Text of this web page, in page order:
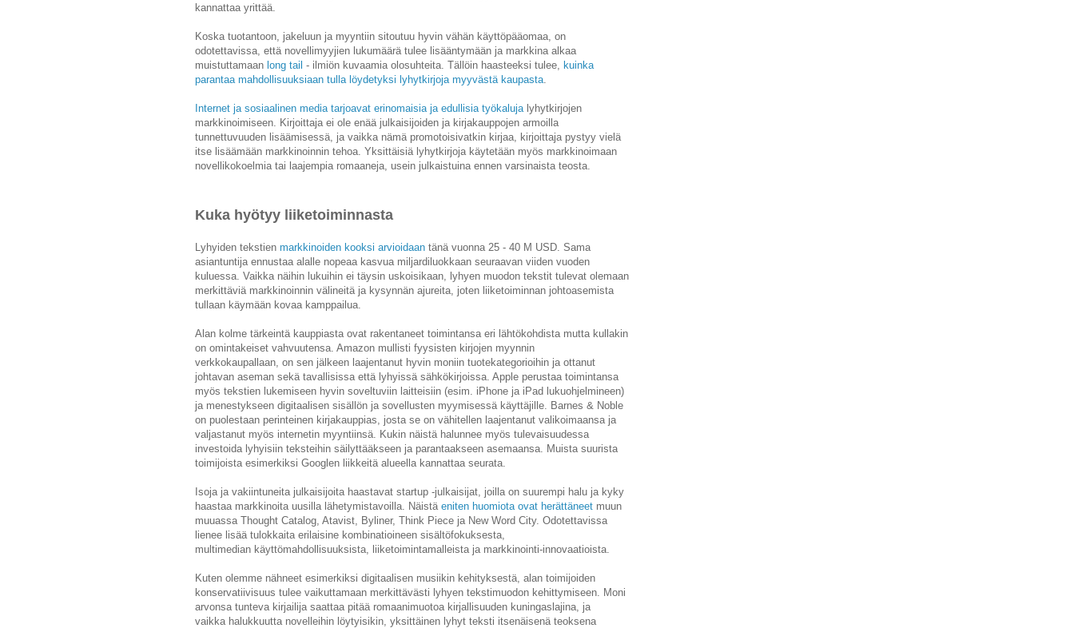
kannattaa yrittää.
Koska tuotantoon, jakeluun ja myyntiin sitoutuu hyvin vähän käyttöpääomaa, on
odotettavissa, että novellimyyjien lukumäärä tulee lisääntymään ja markkina alkaa
muistuttamaan long tail - ilmiön kuvaamia olosuhteita. Tällöin haasteeksi tulee, kuinka
parantaa mahdollisuuksiaan tulla löydetyksi lyhytkirjoja myyvästä kaupasta
Internet ja sosiaalinen media tarjoavat erinomaisia ja edullisia työkaluja lyhytkirjojen
markkinoimiseen. Kirjoittaja ei ole enää julkaisijoiden ja kirjakauppojen armoilla
tunnettuvuuden lisäämisessä, ja vaikka nämä promotoisivatkin kirjaa, kirjoittaja pystyy vielä
itse lisäämään markkinoinnin tehoa. Yksittäisiä lyhytkirjoja käytetään myös markkinoimaan
novellikokoelmia tai laajempia romaaneja, usein julkaistuina ennen varsinaista teosta.
Kuka hyötyy liiketoiminnasta
Lyhyiden tekstien markkinoiden kooksi arvioidaan tänä vuonna 25 - 40 M USD. Sama
asiantuntija ennustaa alalle nopeaa kasvua miljardiluokkaan seuraavan viiden vuoden
kuluessa. Vaikka näihin lukuihin ei täysin uskoisikaan, lyhyen muodon tekstit tulevat olemaan
merkittäviä markkinoinnin välineitä ja kysynnän ajureita, joten liiketoiminnan johtoasemista
tullaan käymään kovaa kamppailua.
Alan kolme tärkeintä kauppiasta ovat rakentaneet toimintansa eri lähtökohdista mutta kullakin
on omintakeiset vahvuutensa. Amazon mullisti fyysisten kirjojen myynnin
verkkokaupallaan, on sen jälkeen laajentanut hyvin moniin tuotekategorioihin ja ottanut
johtavan aseman sekä tavallisissa että lyhyissä sähkökirjoissa. Apple perustaa toimintansa
myös tekstien lukemiseen hyvin soveltuviin laitteisiin (esim. iPhone ja iPad lukuohjelmineen)
ja menestykseen digitaalisen sisällön ja sovellusten myymisessä käyttäjille. Barnes & Noble
on puolestaan perinteinen kirjakauppias, josta se on vähitellen laajentanut valikoimaansa ja
valjastanut myös internetin myyntiinsä. Kukin näistä halunnee myös tulevaisuudessa
investoida lyhyisiin teksteihin säilyttääkseen ja parantaakseen asemaansa. Muista suurista
toimijoista esimerkiksi Googlen liikkeitä alueella kannattaa seurata.
Isoja ja vakiintuneita julkaisijoita haastavat startup -julkaisijat, joilla on suurempi halu ja kyky
haastaa markkinoita uusilla lähetymistavoilla. Näistä eniten huomiota ovat herättäneet muun
muuassa Thought Catalog, Atavist, Byliner, Think Piece ja New Word City. Odotettavissa
lienee lisää tulokkaita erilaisine kombinatioineen sisältöfokuksesta,
multimedian käyttömahdollisuuksista, liiketoimintamalleista ja markkinointi-innovaatioista.
Kuten olemme nähneet esimerkiksi digitaalisen musiikin kehityksestä, alan toimijoiden
konservatiivisuus tulee vaikuttamaan merkittävästi lyhyen tekstimuodon kehittymiseen. Moni
arvonsa tunteva kirjailija saattaa pitää romaanimuotoa kirjallisuuden kuningaslajina, ja
vaikka halukkuutta novelleihin löytyisikin, yksittäinen lyhyt teksti itsenäisenä teoksena